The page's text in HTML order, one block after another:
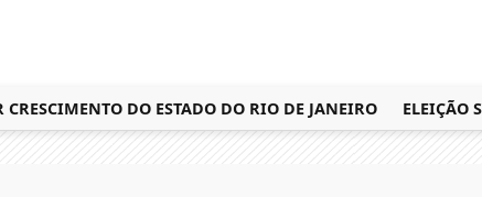
DO ESTADO DO RIO DE JANEIRO ELEIÇÃO